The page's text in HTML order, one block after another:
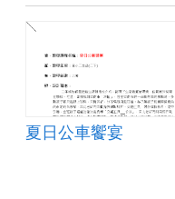
夏日公車饗宴